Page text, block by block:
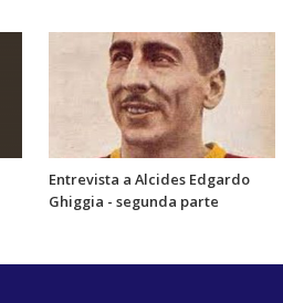
Entrevista a Alcides Edgardo
Ghiggia - segunda parte